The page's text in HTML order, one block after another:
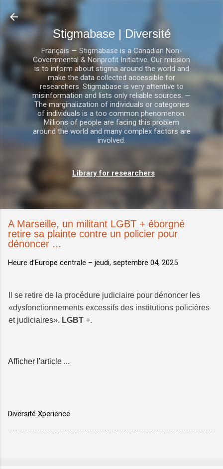
Stigmabase | Diversité
Français — Stigmabase is a Canadian Non-
Governmental & Nonprofit Initiative. Our mission
is to inform about stigma around the world and
make the data collected accessible for
researchers. Stigmabase is very attentive to
misinformation and lists only reliable sources. —
The marginalization of individuals or categories
of individuals is a too common phenomenon.
Millions of people are facing this problem
around the world and many complex factors are
involved.
Library for researchers
A Marseille, un militant LGBT + éborgné
retire sa plainte contre un policier pour
dénoncer ...
Heure d’Europe centrale – jeudi, septembre 04, 2025
Il se retire de la procédure judiciaire pour dénoncer les
«dysfonctionnements excessifs des institutions policières
et judiciaires». LGBT +.
Afficher l'article ...
Diversité Xperience